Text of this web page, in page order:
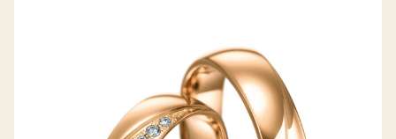
MEISTER TRAURINGE SYMBOLICS